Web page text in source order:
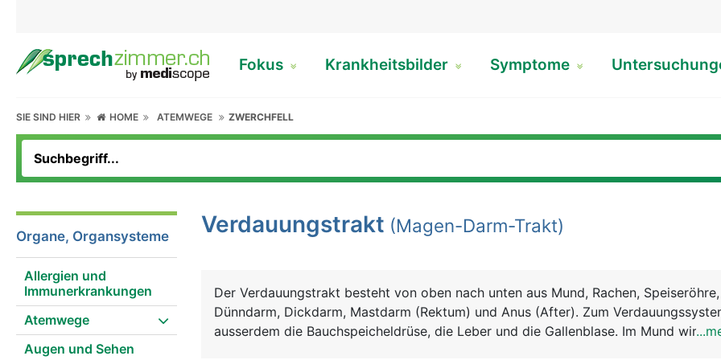
Fokus Krankheitsbilder Symptome
SIE SIND HIER HOME ATEMWEGE ZWERCHFELL
Organe, Organsysteme
Allergien und
Immunerkrankungen
Atemwege
Augen und Sehen
Verdauungstrakt (Magen-Darm-Trakt)
Der Verdauungstrakt besteht von oben nach unten aus Mund, Rachen,
Dünndarm, Dickdarm, Mastdarm (Rektum) und Anus (After). Zum
ausserdem die Bauchspeicheldrüse, die Leber und die Gallenblase. Im Mund wird